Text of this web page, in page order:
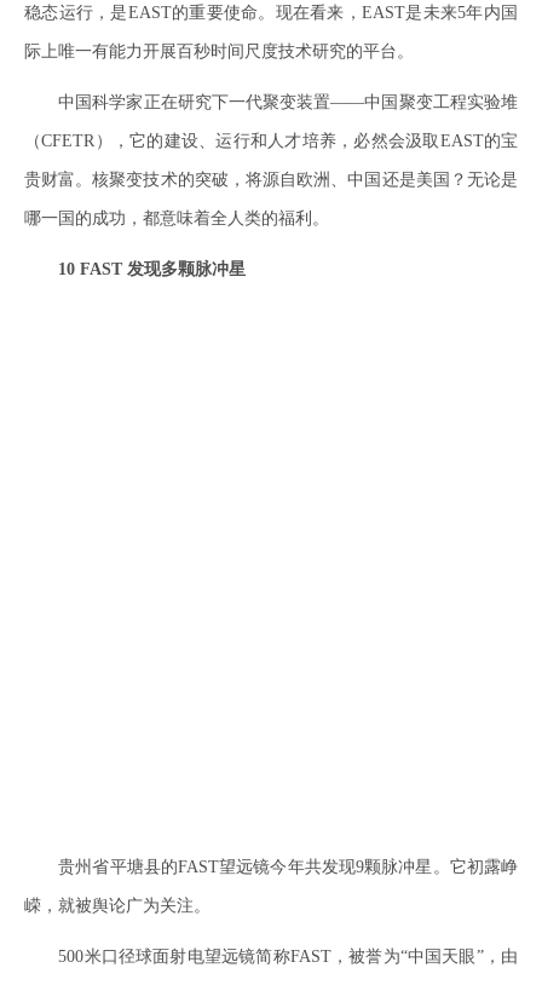
稳态运行，是EAST的重要使命。现在看来，EAST是未来5年内国
际上唯一有能力开展百秒时间尺度技术研究的平台。
中国科学家正在研究下一代聚变装置——中国聚变工程实验堆
（CFETR），它的建设、运行和人才培养，必然会汲取EAST的宝
贵财富。核聚变技术的突破，将源自欧洲、中国还是美国？无论是
哪一国的成功，都意味着全人类的福利。
10 FAST 发现多颗脉冲星
贵州省平塘县的FAST望远镜今年共发现9颗脉冲星。它初露峥
嵘，就被舆论广为关注。
500米口径球面射电望远镜简称FAST，被誉为“中国天眼”，由